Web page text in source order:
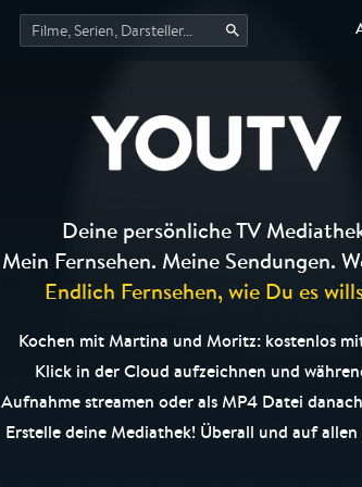
Deine persönliche TV
Mein Fernsehen. Meine Sendungen.
Endlich Fernsehen, wie Du es
Kochen mit Martina und Moritz: kostenlos
Klick in der Cloud aufzeichnen und
Aufnahme streamen oder als MP4 Datei
Erstelle deine Mediathek! Überall und auf